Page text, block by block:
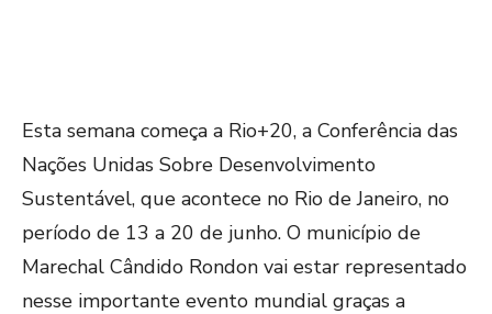
Esta semana começa a Rio+20, a Conferência das
Nações Unidas Sobre Desenvolvimento
Sustentável, que acontece no Rio de Janeiro, no
período de 13 a 20 de junho. O município de
Marechal Cândido Rondon vai estar representado
nesse importante evento mundial graças a